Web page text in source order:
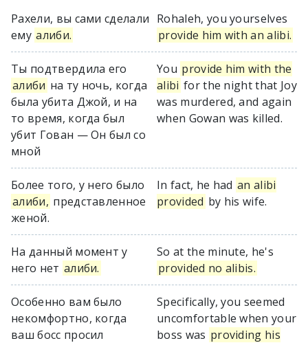
Рахели, вы сами сделали
ему алиби.
Rohaleh, you yourselves
provide him with an alibi.
Ты подтвердила его
алиби на ту ночь, когда
была убита Джой, и на
то время, когда был
убит Гован — Он был со
мной
You provide him with the
alibi for the night that Joy
was murdered, and again
when Gowan was killed.
Более того, у него было
алиби, представленное
женой.
In fact, he had an alibi
provided by his wife.
На данный момент у
него нет алиби.
So at the minute, he's
provided no alibis.
Особенно вам было
некомфортно, когда
ваш босс просил
Specifically, you seemed
uncomfortable when your
boss was providing his